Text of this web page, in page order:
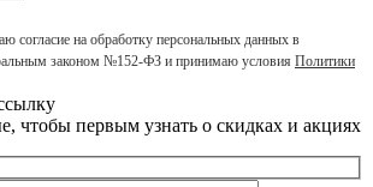
согласие на обработку персональных данных в
законом №152-ФЗ и принимаю условия Политики
чтобы первым узнать о скидках и акциях